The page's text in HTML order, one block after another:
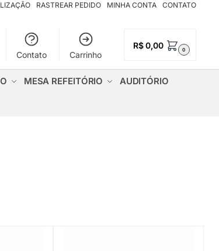
RASTREAR PEDIDO MINHA CONTA CONTATO
Contato Carrinho
R$0,00 0
MESA REFEITÓRIO AUDITÓRIO